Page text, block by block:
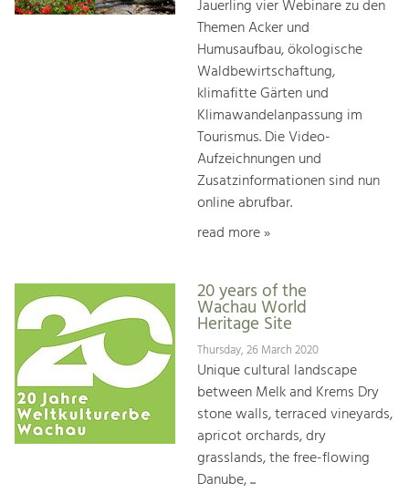
Jauerling vier Webinare zu den
Themen Acker und
Humusaufbau, ökologische
Waldbewirtschaftung,
klimafitte Gärten und
Klimawandelanpassung im
Tourismus. Die Video-
Aufzeichnungen und
Zusatzinformationen sind nun
online abrufbar.
read more »
20 years of the
Wachau World
Heritage Site
Thursday, 26 March 2020
Unique cultural landscape
between Melk and Krems Dry
stone walls, terraced vineyards,
apricot orchards, dry
grasslands, the free-flowing
Danube, ...